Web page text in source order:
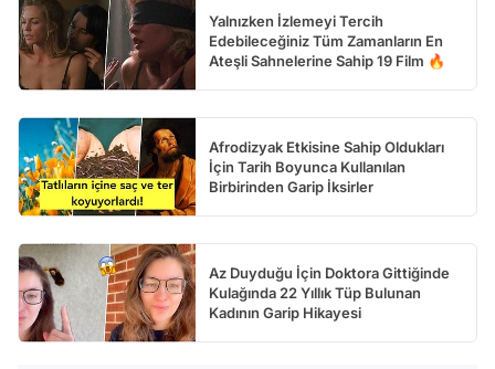
Yalnızken İzlemeyi Tercih
Edebileceğiniz Tüm Zamanların En
Ateşli Sahnelerine Sahip 19 Film 🔥
Afrodizyak Etkisine Sahip Oldukları
İçin Tarih Boyunca Kullanılan
Birbirinden Garip İksirler
Az Duyduğu İçin Doktora Gittiğinde
Kulağında 22 Yıllık Tüp Bulunan
Kadının Garip Hikayesi